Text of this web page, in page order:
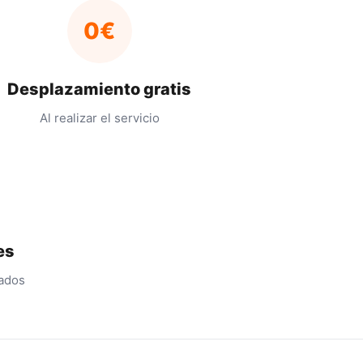
0€
Desplazamiento gratis
Al realizar el servicio